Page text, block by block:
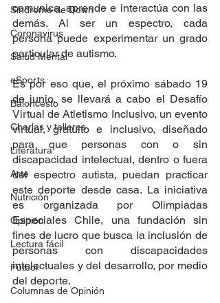
Síndrome de Down
Coronavirus
Salud Mental
eSports
Baloncesto
Charlas y talleres
Literatura
Arte
Nutrición
Opinión
Lectura fácil
Fútbol
Columnas de Opinión
comunica, aprende e interactúa con las
demás. Al ser un espectro, cada
persona puede experimentar un grado
particular de autismo.
Es por eso que, el próximo sábado 19
de junio, se llevará a cabo el Desafío
Virtual de Atletismo Inclusivo, un evento
virtual, gratuito e inclusivo, diseñado
para que personas con o sin
discapacidad intelectual, dentro o fuera
del espectro autista, puedan practicar
este deporte desde casa. La iniciativa
es organizada por Olimpiadas
Especiales Chile, una fundación sin
fines de lucro que busca la inclusión de
personas con discapacidades
intelectuales y del desarrollo, por medio
del deporte.